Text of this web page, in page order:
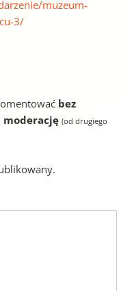
muzeum-
3/
bez
moderację (od drugiego